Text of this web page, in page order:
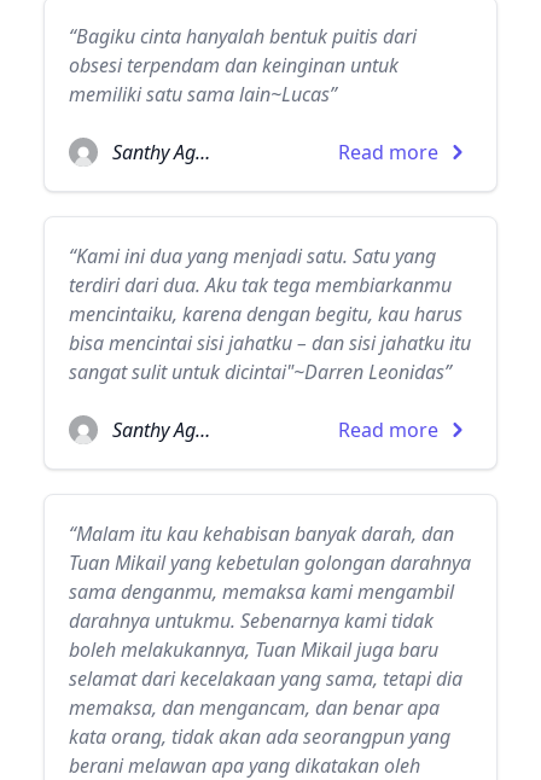
“Bagiku cinta hanyalah bentuk puitis dari
obsesi terpendam dan keinginan untuk
memiliki satu sama lain~Lucas”
Santhy Agatha Read more
“Kami ini dua yang menjadi satu. Satu yang
terdiri dari dua. Aku tak tega membiarkanmu
mencintaiku, karena dengan begitu, kau harus
bisa mencintai sisi jahatku – dan sisi jahatku itu
sangat sulit untuk dicintai"~Darren Leonidas”
Santhy Agatha Read more
“Malam itu kau kehabisan banyak darah, dan
Tuan Mikail yang kebetulan golongan darahnya
sama denganmu, memaksa kami mengambil
darahnya untukmu. Sebenarnya kami tidak
boleh melakukannya, Tuan Mikail juga baru
selamat dari kecelakaan yang sama, tetapi dia
memaksa, dan mengancam, dan benar apa
kata orang, tidak akan ada seorangpun yang
berani melawan apa yang dikatakan oleh